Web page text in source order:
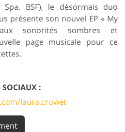
BSF), le désormais duo
présente son nouvel EP « My
sonorités sombres et
page musicale pour ce
SOCIAUX :
laura.crowet